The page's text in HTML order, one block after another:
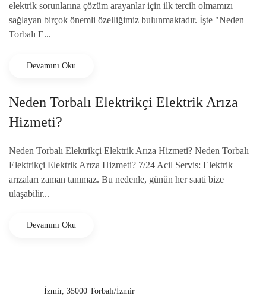
elektrik sorunlarına çözüm arayanlar için ilk tercih olmamızı
sağlayan birçok önemli özelliğimiz bulunmaktadır. İşte "Neden
Torbalı E...
Devamını Oku
Neden Torbalı Elektrikçi Elektrik Arıza
Hizmeti?
Neden Torbalı Elektrikçi Elektrik Arıza Hizmeti? Neden Torbalı
Elektrikçi Elektrik Arıza Hizmeti? 7/24 Acil Servis: Elektrik
arızaları zaman tanımaz. Bu nedenle, günün her saati bize
ulaşabilir...
Devamını Oku
İzmir, 35000 Torbalı/İzmir